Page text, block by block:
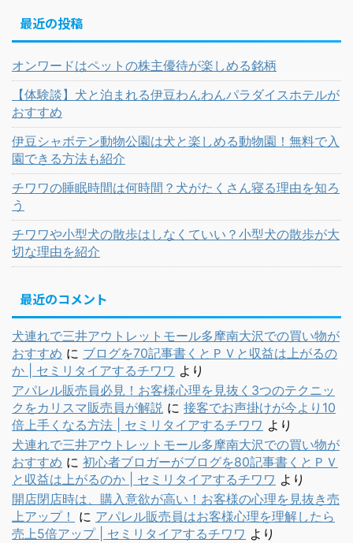
最近の投稿
オンワードはペットの株主優待が楽しめる銘柄
【体験談】犬と泊まれる伊豆わんわんパラダイスホテルが
おすすめ
伊豆シャボテン動物公園は犬と楽しめる動物園！無料で入
園できる方法も紹介
チワワの睡眠時間は何時間？犬がたくさん寝る理由を知ろ
う
チワワや小型犬の散歩はしなくていい？小型犬の散歩が大
切な理由を紹介
最近のコメント
犬連れで三井アウトレットモール多摩南大沢での買い物が
おすすめ に ブログを70記事書くとＰＶと収益は上がるの
か | セミリタイアするチワワ より
アパレル販売員必見！お客様心理を見抜く3つのテクニッ
クをカリスマ販売員が解説 に 接客でお声掛けが今より10
倍上手くなる方法 | セミリタイアするチワワ より
犬連れで三井アウトレットモール多摩南大沢での買い物が
おすすめ に 初心者ブロガーがブログを80記事書くとＰＶ
と収益は上がるのか | セミリタイアするチワワ より
開店閉店時は、購入意欲が高い！お客様の心理を見抜き売
上アップ！
に アパレル販売員はお客様心理を理解したら
売上5倍アップ | セミリタイアするチワワ より